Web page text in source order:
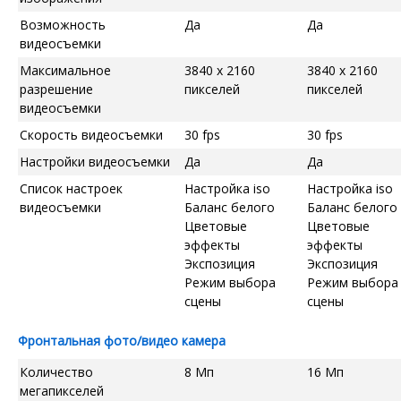
Возможность
видеосъемки
Да Да
Максимальное
разрешение
видеосъемки
3840 x 2160
пикселей
3840 x 2160
пикселей
Скорость видеосъемки 30 fps
30 fps
Настройки видеосъемки
Да
Да
Список настроек
видеосъемки
Настройка iso
Баланс белого
Цветовые
эффекты
Экспозиция
Режим выбора
сцены
Настройка iso
Баланс белого
Цветовые
эффекты
Экспозиция
Режим выбора
сцены
Фронтальная фото/видео камера
Количество
мегапикселей
8 Мп 16 Мп